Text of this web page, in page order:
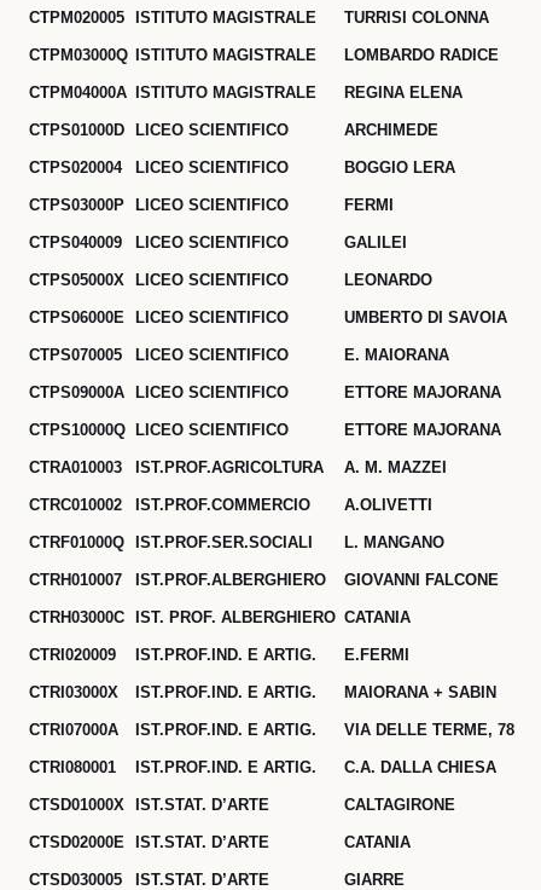
CTPM020005 ISTITUTO MAGISTRALE TURRISI COLONNA
CTPM03000Q ISTITUTO MAGISTRALE LOMBARDO RADICE
CTPM04000A ISTITUTO MAGISTRALE REGINA ELENA
CTPS01000D LICEO SCIENTIFICO ARCHIMEDE
CTPS020004 LICEO SCIENTIFICO BOGGIO LERA
CTPS03000P LICEO SCIENTIFICO FERMI
CTPS040009 LICEO SCIENTIFICO GALILEI
CTPS05000X LICEO SCIENTIFICO LEONARDO
CTPS06000E LICEO SCIENTIFICO UMBERTO DI SAVOIA
CTPS070005 LICEO SCIENTIFICO E. MAIORANA
CTPS09000A LICEO SCIENTIFICO ETTORE MAJORANA
CTPS10000Q LICEO SCIENTIFICO ETTORE MAJORANA
CTRA010003 IST.PROF.AGRICOLTURA A. M. MAZZEI
CTRC010002 IST.PROF.COMMERCIO A.OLIVETTI
CTRF01000Q IST.PROF.SER.SOCIALI L. MANGANO
CTRH010007 IST.PROF.ALBERGHIERO GIOVANNI FALCONE
CTRH03000C IST. PROF. ALBERGHIERO CATANIA
CTRI020009 IST.PROF.IND. E ARTIG. E.FERMI
CTRI03000X IST.PROF.IND. E ARTIG. MAIORANA + SABIN
CTRI07000A IST.PROF.IND. E ARTIG. VIA DELLE TERME, 78
CTRI080001 IST.PROF.IND. E ARTIG. C.A. DALLA CHIESA
CTSD01000X IST.STAT. D’ARTE CALTAGIRONE
CTSD02000E IST.STAT. D’ARTE CATANIA
CTSD030005 IST.STAT. D’ARTE GIARRE